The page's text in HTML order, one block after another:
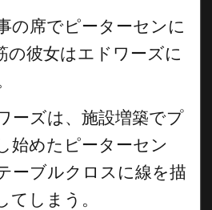
の席でピーターセンに
の彼女はエドワーズに
ーズは、施設増築でプ
始めたピーターセン
ーブルクロスに線を描
てしまう。